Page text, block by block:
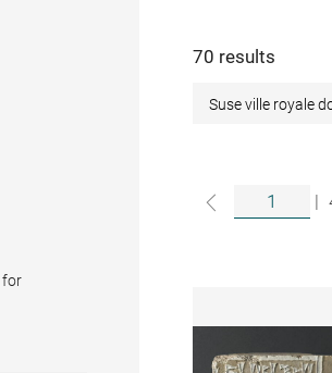
for
70 results
Suse ville royale
|